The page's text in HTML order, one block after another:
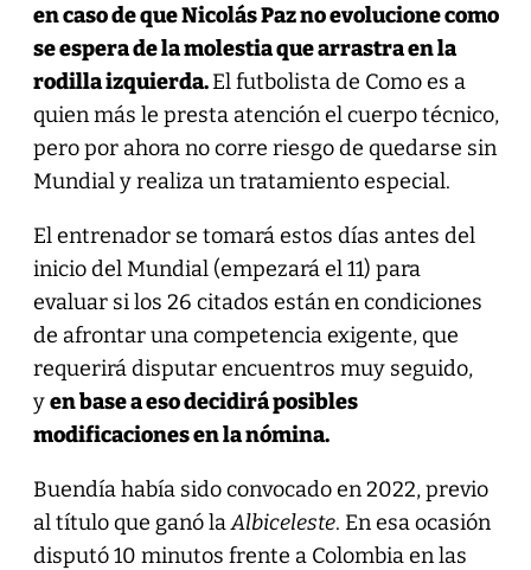
en caso de que Nicolás Paz no evolucione como
se espera de la molestia que arrastra en la
rodilla izquierda.El futbolista de Como es a
quien más le presta atención el cuerpo técnico,
pero por ahora no corre riesgo de quedarse sin
Mundial y realiza un tratamiento especial.
El entrenador se tomará estos días antes del
inicio del Mundial (empezará el 11) para
evaluar si los 26 citados están en condiciones
de afrontar una competencia exigente, que
requerirá disputar encuentros muy seguido,
yen base a eso decidirá posibles
modificaciones en la nómina.
Buendía había sido convocado en 2022, previo
al título que ganó laAlbiceleste. En esa ocasión
disputó 10 minutos frente a Colombia en las